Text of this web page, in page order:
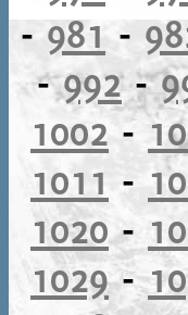
-981-
-992-
1002 -
1011 -
1020-
1029-